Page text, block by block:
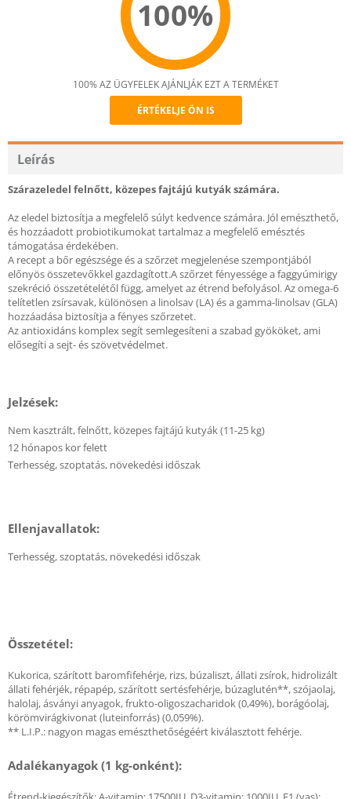
100%
Recommend
100% AZ ÜGYFELEK AJÁNLJÁK EZT A TERMÉKET
ÉRTÉKELJE ÖN IS
Leírás
Szárazeledel felnőtt, közepes fajtájú kutyák számára.
Az eledel biztosítja a megfelelő súlyt kedvence számára. Jól emészthető,
és hozzáadott probiotikumokat tartalmaz a megfelelő emésztés
támogatása érdekében.
A recept a bőr egészsége és a szőrzet megjelenése szempontjából
előnyös összetevőkkel gazdagított.A szőrzet fényessége a faggyúmirigy
szekréció összetételétől függ, amelyet az étrend befolyásol. Az omega-6
telítetlen zsírsavak, különösen a linolsav (LA) és a gamma-linolsav (GLA)
hozzáadása biztosítja a fényes szőrzetet.
Az antioxidáns komplex segít semlegesíteni a szabad gyököket, ami
elősegíti a sejt- és szövetvédelmet.
Jelzések:
Nem kasztrált, felnőtt, közepes fajtájú kutyák (11-25 kg)
12 hónapos kor felett
Terhesség, szoptatás, növekedési időszak
Ellenjavallatok:
Terhesség, szoptatás, növekedési időszak
Összetétel:
Kukorica, szárított baromfifehérje, rizs, búzaliszt, állati zsírok, hidrolizált
állati fehérjék, répapép, szárított sertésfehérje, búzaglutén**, szójaolaj,
halolaj, ásványi anyagok, frukto-oligoszacharidok (0,49%), borágóolaj,
körömvirágkivonat (luteinforrás) (0,059%).
** L.I.P.: nagyon magas emészthetőségéért kiválasztott fehérje.
Adalékanyagok (1 kg-onként):